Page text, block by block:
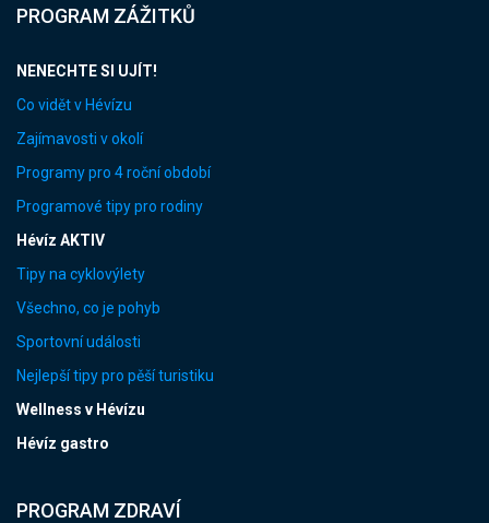
PROGRAM ZÁŽITKŮ
NENECHTE SI UJÍT!
Co vidět v Hévízu
Zajímavosti v okolí
Programy pro 4 roční období
Programové tipy pro rodiny
Hévíz AKTIV
Tipy na cyklovýlety
Všechno, co je pohyb
Sportovní události
Nejlepší tipy pro pěší turistiku
Wellness v Hévízu
Hévíz gastro
PROGRAM ZDRAVÍ